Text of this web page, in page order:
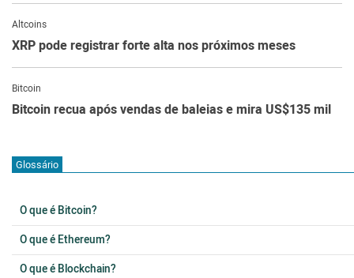
Altcoins
XRP pode registrar forte alta nos próximos meses
Bitcoin
Bitcoin recua após vendas de baleias e mira US$135 mil
Glossário
O que é Bitcoin?
O que é Ethereum?
O que é Blockchain?